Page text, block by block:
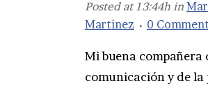
Posted at 13:44h in
Martinez
0
Mi buena compañera
comunicación y de